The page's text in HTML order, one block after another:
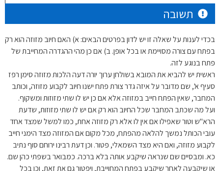
תשובה
בכדי לענות על שאלה זו יש לדון בפרטים הבאים: א) האם חיוב מזוזה הוא רק
בפתח עם צורה מסויימת או בכל אופן. ב) אם כן מהי ההגדרה המחייבת של
פתח בנוגע לזה.
ראשית יש להביא את המובא בשולחן ערוך יורה דעה הלכות מזוזה סימן רפז
סעיף א', שם מדובר על איזה גדר צורת פתח ישנו חיוב לקבוע מזוזה, וכותב
המחבר, שאין הפתח חייב במזוזה אלא אם כן יש לו שתי מזוזות ומשקוף.
ועל מה שכתב המחבר שכל החיוב הוא רק אם יש לו שתי מזוזות, שדעת
הרא"ש וטור שאפילו אם אין לו אלא רק מזוזה אחת, כמו למשל שמצד אחד
עובי הכותל נמשך להלאה מהפתח, מכל מקום אם המזוזה מצד הימני חייב
לקבוע מזוזה, ואם היא מצד השמאלי, פטור. וכן דעת רבינו ירוחם סוף נתיב
כא. ומבסיים שם שנראה שיקבע אותה בלא ברכה. כמבואר בשפתי כהן שם.
או שיקבעה לאחר שיקבע בפתח המחוייבת, ויפטור גם את זאת, וכן בכל